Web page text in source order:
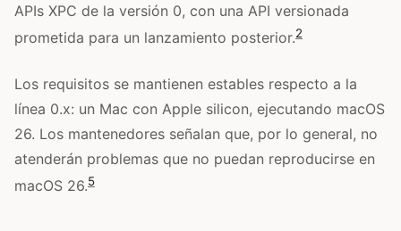
APIs XPC de la versión 0, con una API versionada
prometida para un lanzamiento posterior.2
Los requisitos se mantienen estables respecto a la
línea 0.x: un Mac con Apple silicon, ejecutando macOS
26. Los mantenedores señalan que, por lo general, no
atenderán problemas que no puedan reproducirse en
macOS 26.5